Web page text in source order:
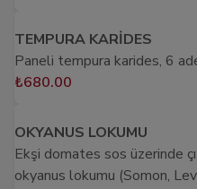
TEMPURA KARİDES
Paneli tempura karides, 6
₺680.00
OKYANUS LOKUMU
Ekşi domates sos üzerinde
okyanus lokumu (Somon,